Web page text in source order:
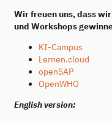
Wir freuen uns, dass
und Workshops
KI-Campus
Lernen.cloud
openSAP
OpenWHO
English version: